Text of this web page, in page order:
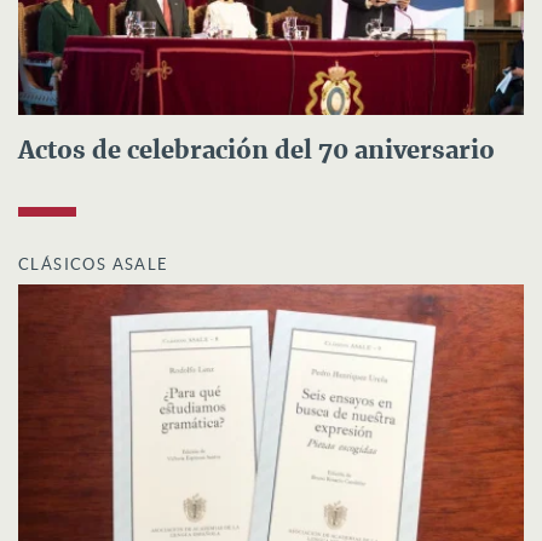
Actos de celebración del 70 aniversario
CLÁSICOS ASALE